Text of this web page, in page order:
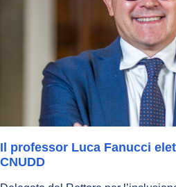
Il professor Luca Fanucci
CNUDD